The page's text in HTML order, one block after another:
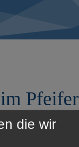
Pfeifer
die wir